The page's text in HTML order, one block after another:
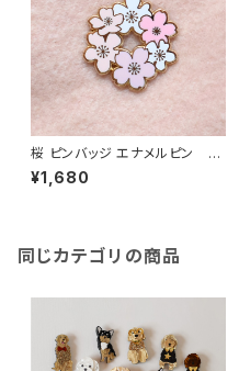
桜 ピンバッジ エナメルピン ブ
ローチ アクセサリー さくら
¥1,680
同じカテゴリの商品